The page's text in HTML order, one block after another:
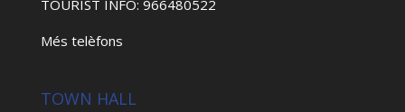
TOURIST INFO: 966480522
Més telèfons
TOWN HALL